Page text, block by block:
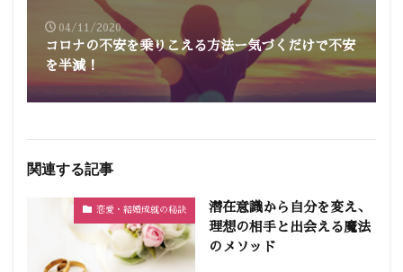
04/11/2020
コロナの不安を乗りこえる方法ー気づくだけで不安
を半減！
関連する記事
恋愛・結婚成就の秘訣
潜在意識から自分を変え、
理想の相手と出会える魔法
のメソッド